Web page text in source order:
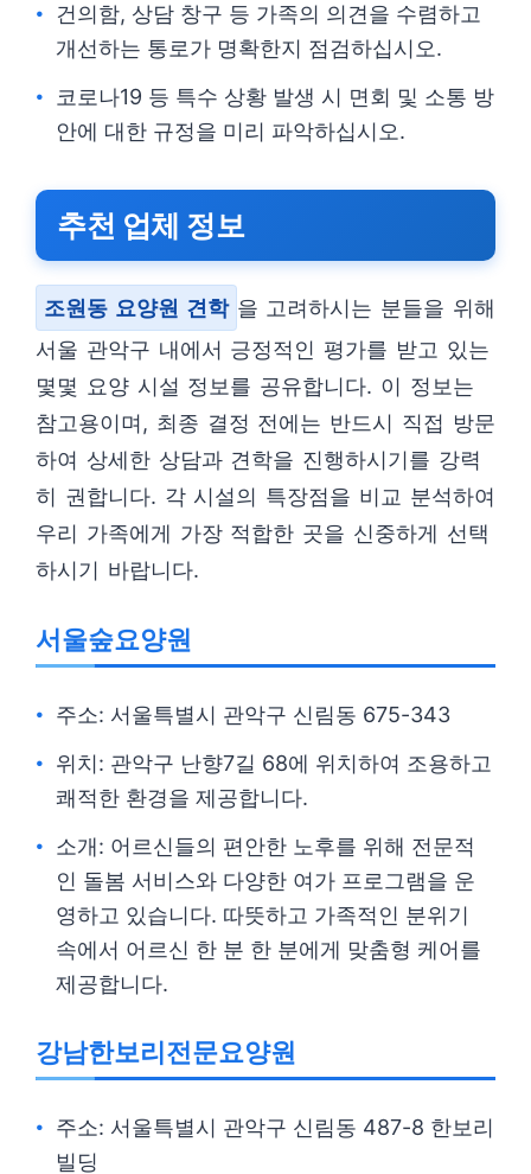
건의함, 상담 창구 등 가족의 의견을 수렴하고
개선하는 통로가 명확한지 점검하십시오.
코로나19 등 특수 상황 발생 시 면회 및 소통 방
안에 대한 규정을 미리 파악하십시오.
추천 업체 정보
조원동 요양원 견학 을 고려하시는 분들을 위해
서울 관악구 내에서 긍정적인 평가를 받고 있는
몇몇 요양 시설 정보를 공유합니다. 이 정보는
참고용이며, 최종 결정 전에는 반드시 직접 방문
하여 상세한 상담과 견학을 진행하시기를 강력
히 권합니다. 각 시설의 특장점을 비교 분석하여
우리 가족에게 가장 적합한 곳을 신중하게 선택
하시기 바랍니다.
서울숲요양원
주소: 서울특별시 관악구 신림동 675-343
위치: 관악구 난향7길 68에 위치하여 조용하고
쾌적한 환경을 제공합니다.
소개: 어르신들의 편안한 노후를 위해 전문적
인 돌봄 서비스와 다양한 여가 프로그램을 운
영하고 있습니다. 따뜻하고 가족적인 분위기
속에서 어르신 한 분 한 분에게 맞춤형 케어를
제공합니다.
강남한보리전문요양원
주소: 서울특별시 관악구 신림동 487-8 한보리
빌딩